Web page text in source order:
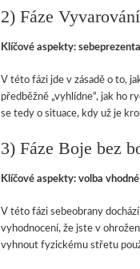
2) Fáze Vyvarování
Klíčové aspekty:
V této fázi jde v zásadě o to,
předběžně „vyhlídne“, jak ho
se tedy o situace, kdy už je
3) Fáze Boje bez
Klíčové aspekty: volba
V této fázi sebeobrany
vyhodnocení, že jste v
vyhnout fyzickému střetu